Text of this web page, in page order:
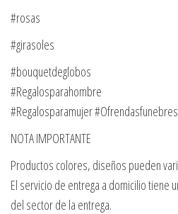
#rosas
#girasoles
#bouquetdeglobos
#Regalosparahombre
#Regalosparamujer
NOTA IMPORTANTE
Productos colores, diseños pueden
El servicio de entrega a domicilio tiene
del sector de la entrega.